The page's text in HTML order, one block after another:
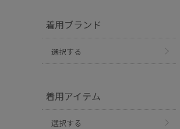
着用ブランド
選択する
着用アイテム
選択する